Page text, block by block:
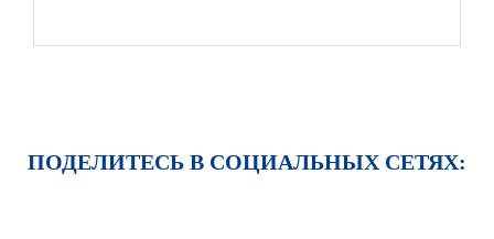
ПОДЕЛИТЕСЬ В СОЦИАЛЬНЫХ СЕТЯХ: